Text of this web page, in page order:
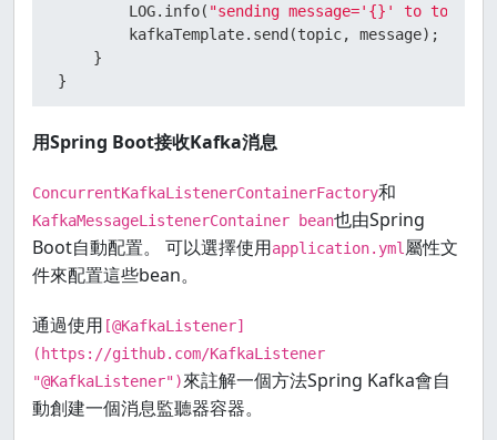
        LOG.info(
"sending message='{}' to
        kafkaTemplate.send(topic, message);
    }
}
用Spring Boot接收Kafka消息
ConcurrentKafkaListenerContainerFactory和
KafkaMessageListenerContainer bean也由Spring
Boot自動配置。 可以選擇使用application.yml屬性文
件來配置這些bean。
通過使用 [@KafkaListener]
(https://github.com/KafkaListener
"@KafkaListener")來註解一個方法Spring Kafka會自
動創建一個消息監聽器容器。